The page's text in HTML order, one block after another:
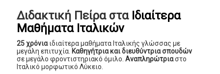
Διδακτική Πείρα στα Ιδιαίτερα
Μαθήματα Ιταλικών
25 χρόνιαιδιαίτερα μαθήματα Ιταλικής γλώσσας με
μεγάλη επιτυχία. Καθηγήτρια και διευθύντρια σπουδών
σε μεγάλο φροντιστηριακό όμιλο.Αναπληρώτριαστο
Ιταλικό μορφωτικό Λύκειο.